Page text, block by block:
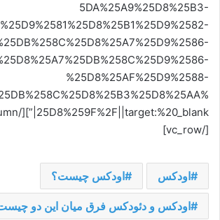
5DA%25A9%25D8%25B3-
%25D9%2581%25D8%25B1%25D9%2582-
%25D8%25AF%25D9%2588-
[/vc_row]
اودکس اودکس چیست؟
اودکس و دئودکس فرق میان این دو